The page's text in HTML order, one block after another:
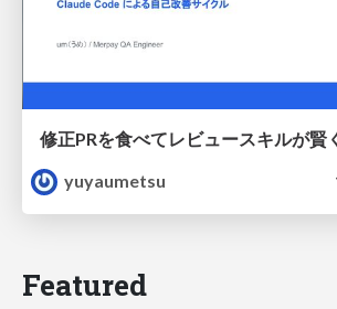
yuyaumetsu
Featured